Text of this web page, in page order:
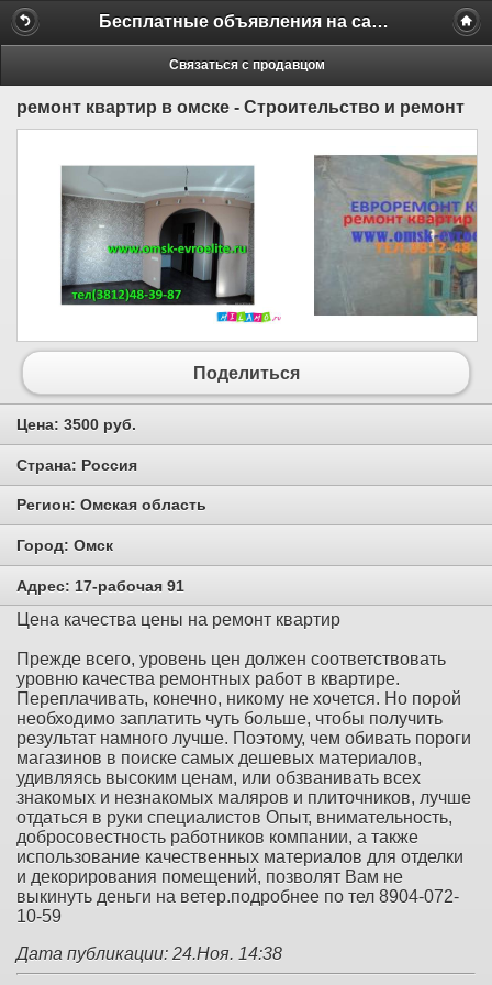
Бесплатные объявления на сайте MILAMO.ru
Связаться с продавцом
ремонт квартир в омске - Строительство и ремонт
Поделиться
Цена: 3500 руб.
Страна: Россия
Регион: Омская область
Город: Омск
Адрес: 17-рабочая 91
Цена качества цены на ремонт квартир
Прежде всего, уровень цен должен соответствовать
уровню качества ремонтных работ в квартире.
Переплачивать, конечно, никому не хочется. Но порой
необходимо заплатить чуть больше, чтобы получить
результат намного лучше. Поэтому, чем обивать пороги
магазинов в поиске самых дешевых материалов,
удивляясь высоким ценам, или обзванивать всех
знакомых и незнакомых маляров и плиточников, лучше
отдаться в руки специалистов Опыт, внимательность,
добросовестность работников компании, а также
использование качественных материалов для отделки
и декорирования помещений, позволят Вам не
выкинуть деньги на ветер.подробнее по тел 8904-072-
10-59
Дата публикации: 24.Ноя. 14:38